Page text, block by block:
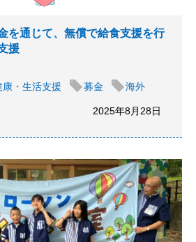
を通じて、無償で給食支援を行
援
康・生活支援 募金 海外
2025年8月28日